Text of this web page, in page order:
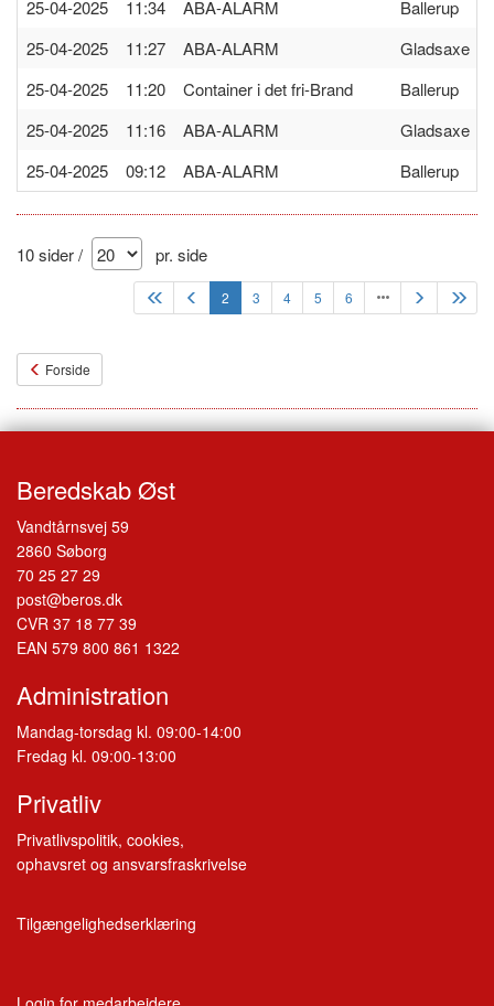
25-04-2025 11:34
ABA-ALARM
Ballerup
25-04-2025 11:27
ABA-ALARM
Gladsaxe
25-04-2025 11:20
Container i det fri-Brand
Ballerup
25-04-2025 11:16
ABA-ALARM
Gladsaxe
25-04-2025 09:12
ABA-ALARM Ballerup
10 sider / pr. side
2 3 4 5 6
Forside
Beredskab Øst
Vandtårnsvej 59
2860 Søborg
70 25 27 29
post@beros.dk
CVR 37 18 77 39
EAN 579 800 861 1322
Administration
Mandag-torsdag kl. 09:00-14:00
Fredag kl. 09:00-13:00
Privatliv
Privatlivspolitik, cookies,
ophavsret og ansvarsfraskrivelse
Tilgængelighedserklæring